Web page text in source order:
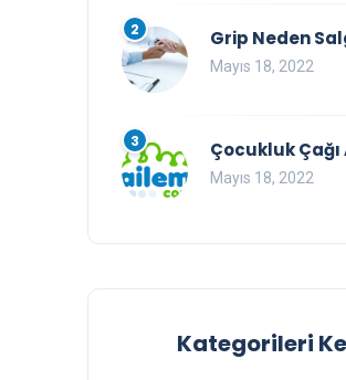
2 Grip Neden
Mayıs 18, 2022
3 Çocukluk Çağı
Mayıs 18, 2022
Kategorileri